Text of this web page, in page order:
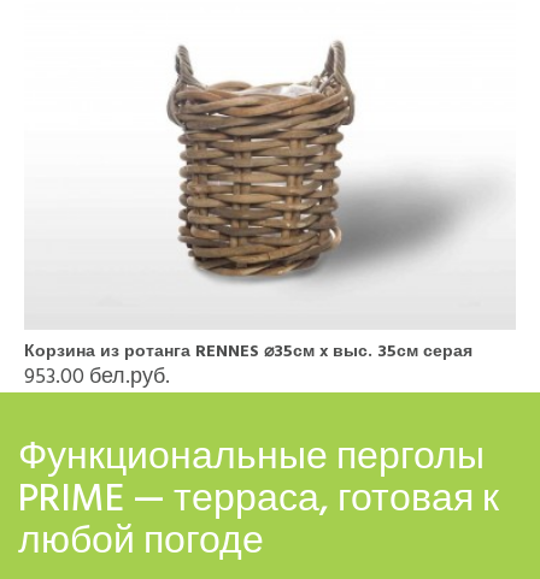
Корзина из ротанга RENNES ⌀35см x выс. 35см серая
953.00 бел.руб.
Функциональные перголы
PRIME — терраса, готовая к
любой погоде